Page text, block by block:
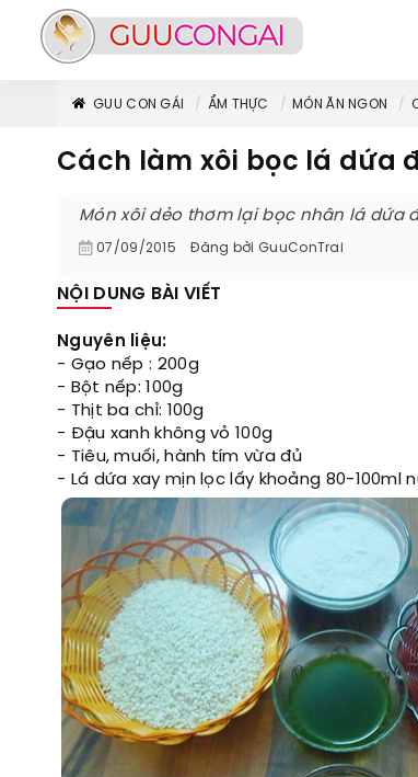
GUU CON GÁI ẨM THỰC MÓN ĂN NGON
Cách làm xôi bọc lá dứa
Món xôi dẻo thơm lại bọc nhân lá dứa
07/09/2015 Đăng bởi GuuConTrai
NỘI DUNG BÀI VIẾT
Nguyên liệu:
- Gạo nếp : 200g
- Bột nếp: 100g
- Thịt ba chỉ: 100g
- Đậu xanh không vỏ 100g
- Tiêu, muối, hành tím vừa đủ
- Lá dứa xay mịn lọc lấy khoảng 80-100ml